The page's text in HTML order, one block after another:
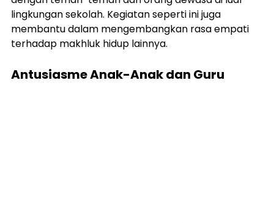
lingkungan sekolah. Kegiatan seperti ini juga
membantu dalam mengembangkan rasa empati
terhadap makhluk hidup lainnya.
Antusiasme Anak-Anak dan Guru